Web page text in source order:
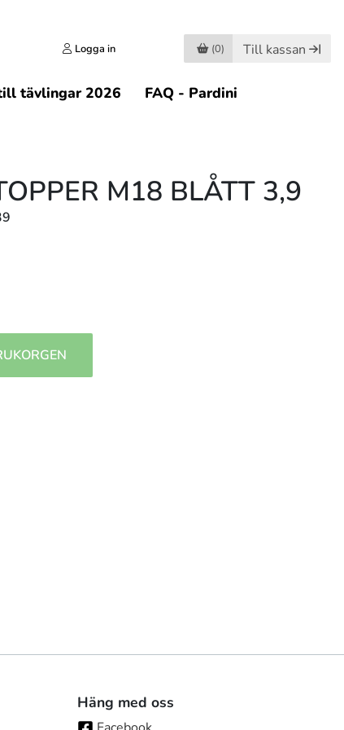
Logga in (0) Till kassan
tävlingar 2026 FAQ - Pardini
M18 BLÅTT 3,9
Häng med oss